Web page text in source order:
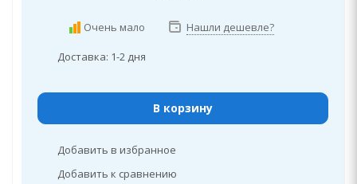
Очень мало Нашли дешевле?
Доставка: 1-2 дня
В корзину
Добавить в избранное
Добавить к сравнению